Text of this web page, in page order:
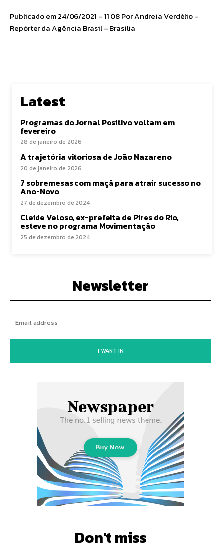
Publicado em 24/06/2021 – 11:08 Por Andreia Verdélio –
Repórter da Agência Brasil – Brasília
Latest
Programas do Jornal Positivo voltam em
fevereiro
28 de janeiro de 2026
A trajetória vitoriosa de João Nazareno
20 de janeiro de 2026
7 sobremesas com maçã para atrair sucesso no
Ano-Novo
27 de dezembro de 2024
Cleide Veloso, ex-prefeita de Pires do Rio,
esteve no programa Movimentação
25 de dezembro de 2024
Newsletter
I WANT IN
Don't miss